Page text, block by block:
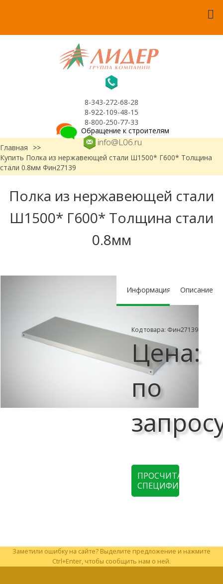
8-343-272-68-28
8-922-109-48-15
8-800-250-77-33
info@L06.ru
Обращение к строителям
Главная
>>
Купить Полка из нержавеющей стали Ш1500* Г600* Толщина
стали 0.8мм Фин27139
Полка из нержавеющей стали
Ш1500* Г600* Толщина стали
0.8мм
Информация Описание
Код товара: Фин27139
Цена:
по
ПРОСЧИТАТЬ
СПЕЦИФИКАЦИЮ
Заметили ошибку на сайте? Выделите предложение и нажмите
Ctrl+Enter, чтобы сообщить нам о ней.